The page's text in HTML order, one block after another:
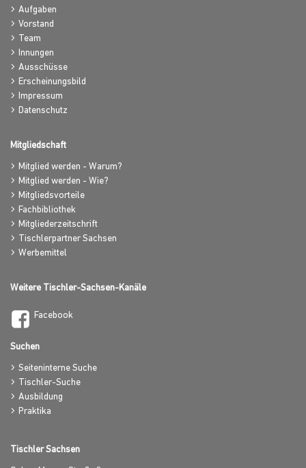
Aufgaben
Vorstand
Team
Innungen
Ausschüsse
Erscheinungsbild
Impressum
Datenschutz
Mitgliedschaft
Mitglied werden - Warum?
Mitglied werden - Wie?
Mitgliedsvorteile
Fachbibliothek
Mitgliederzeitschrift
Tischlerpartner Sachsen
Werbemittel
Weitere Tischler-Sachsen-Kanäle
Facebook
Suchen
Seiteninterne Suche
Tischler-Suche
Ausbildung
Praktika
Tischler Sachsen